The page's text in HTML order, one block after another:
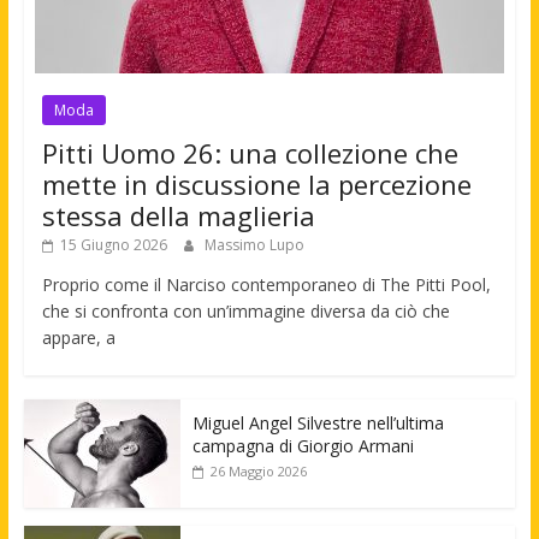
Moda
Pitti Uomo 26: una collezione che
mette in discussione la percezione
stessa della maglieria
15 Giugno 2026 Massimo Lupo
Proprio come il Narciso contemporaneo di The Pitti Pool,
che si confronta con un’immagine diversa da ciò che
appare, a
Miguel Angel Silvestre nell’ultima
campagna di Giorgio Armani
26 Maggio 2026